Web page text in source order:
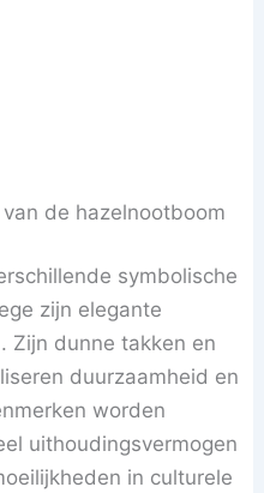
de hazelnootboom
symbolische
zijn elegante
Zijn dunne takken en
duurzaamheid en
worden
uithoudingsvermogen
in culturele